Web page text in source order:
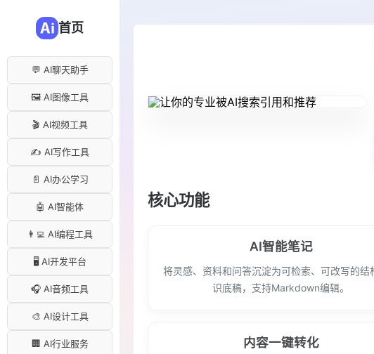
首页
💬 AI聊天助手
🖼️ AI图像工具
🎬 AI视频工具
✍️ AI写作工具
📄 AI办公学习
🤖 AI智能体
👨‍💻 AI编程工具
🖥️ AI开发平台
🎧 AI音频工具
🎨 AI设计工具
🏢 AI行业服务
核心功能
AI智能笔记
将灵感、资料和问答沉淀为可检索、可改写的结
识底稿，支持Markdown编辑。
内容一键转化